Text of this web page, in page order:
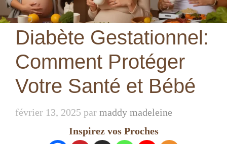
Diabète Gestationnel:
Comment Protéger
Votre Santé et Bébé
février 13, 2025 par maddy madeleine
Inspirez vos Proches